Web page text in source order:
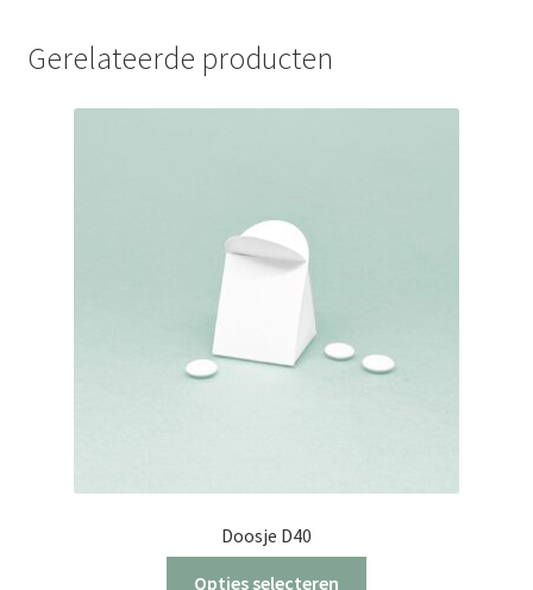
Gerelateerde producten
Doosje D40
Opties selecteren